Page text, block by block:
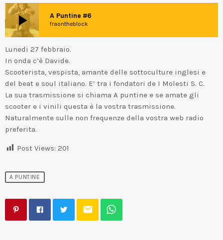
play_arrow A Puntine #6
fraontheblock
Lunedi 27 febbraio.
In onda c’è Davide.
Scooterista, vespista, amante delle sottoculture inglesi e
del beat e soul italiano. E’ tra i fondatori de I Molesti S. C.
La sua trasmissione si chiama A puntine e se amate gli
scooter e i vinili questa è la vostra trasmissione.
Naturalmente sulle non frequenze della vostra web radio
preferita.
Post Views: 201
A PUNTINE
email